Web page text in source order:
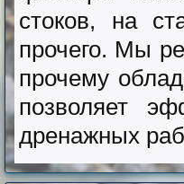
стоков, на
прочего. Мы
прочему
позволяет
дренажных